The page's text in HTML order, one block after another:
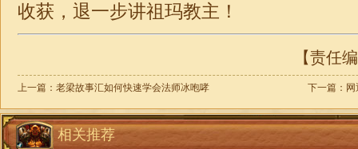
收获，退一步讲祖玛教主！
【责任
上一篇： 老梁故事汇如何快速学会法师冰咆哮 下一篇：
相关推荐